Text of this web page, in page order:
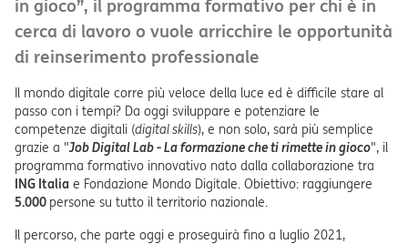
in gioco”, il programma formativo per chi è in
cerca di lavoro o vuole arricchire le opportunità
di reinserimento professionale
Il mondo digitale corre più veloce della luce ed è difficile stare al
passo con i tempi? Da oggi sviluppare e potenziare le
competenze digitali (digital skills), e non solo, sarà più semplice
grazie a "Job Digital Lab - La formazione che ti rimette in gioco", il
programma formativo innovativo nato dalla collaborazione tra
ING Italia e Fondazione Mondo Digitale. Obiettivo: raggiungere
5.000 persone su tutto il territorio nazionale.
Il percorso, che parte oggi e proseguirà fino a luglio 2021,